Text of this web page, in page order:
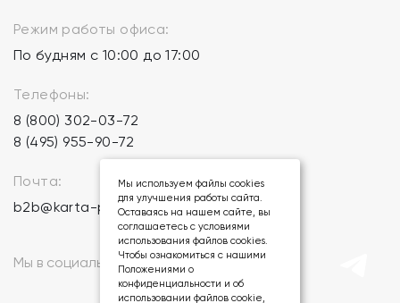
Режим работы офиса:
По будням с 10:00 до 17:00
Телефоны:
8 (800) 302-03-72
8 (495) 955-90-72
Почта:
b2b@karta-podarkov.ru
Мы в социальных сетях:
Мы используем файлы cookies
для улучшения работы сайта.
Оставаясь на нашем сайте, вы
соглашаетесь с условиями
использования файлов cookies.
Чтобы ознакомиться с нашими
Положениями о
конфиденциальности и об
использовании файлов cookie,